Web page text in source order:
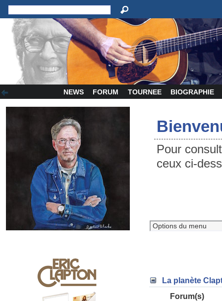
NEWS FORUM TOURNEE BIOGRAPHIE
Pour
ceux ci-
La planète
Forum(s)